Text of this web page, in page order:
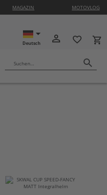
MAGAZIN MOTOVLOG
Deutsch person_outline favorite_border local_grocery_store
Suchen… search